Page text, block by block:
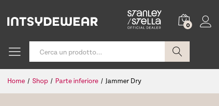
0
Cerca
Home / Shop / Parte inferiore / Jammer Dry